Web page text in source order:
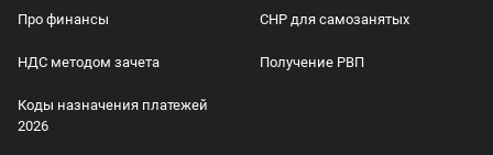
Про финансы СНР для самозанятых
НДС методом зачета Получение РВП
Коды назначения платежей
2026